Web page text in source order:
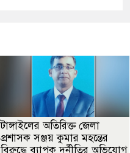
টাঙ্গাইলের অতিরিক্ত জেলা
প্রশাসক সঞ্জয় কুমার মহন্তের